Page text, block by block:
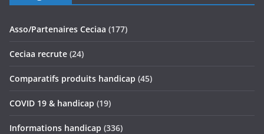
Asso/Partenaires Ceciaa (177)
Ceciaa recrute (24)
Comparatifs produits handicap (45)
COVID 19 & handicap (19)
Informations handicap (336)